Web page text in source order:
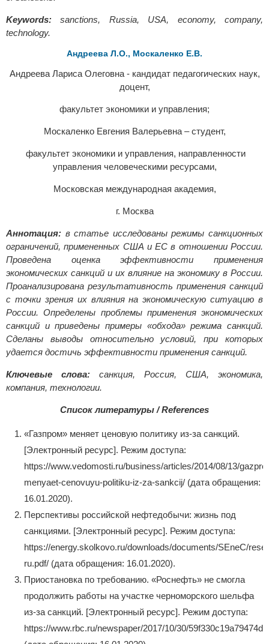
Keywords: sanctions, Russia, USA, economy, company,
technology.
Андреева Л.О., Москаленко Е.В.
Андреева Лариса Олеговна - кандидат педагогических наук,
доцент,
факультет экономики и управления;
Москаленко Евгения Валерьевна – студент,
факультет экономики и управления, направленности
управления человеческими ресурсами,
Московская международная академия,
г. Москва
Аннотация: в статье исследованы режимы санкционных
ограничений, примененных США и ЕС в отношении России.
Проведена оценка эффективности применения
экономических санкций и их влияние на экономику в России.
Проанализирована результативность применения санкций
с точки зрения их влияния на экономическую ситуацию в
России. Определены проблемы применения экономических
санкций и приведены примеры «обхода» режима санкций.
Сделаны выводы относительно условий, при которых
удается достичь эффективности применения санкций.
Ключевые слова: санкция, Россия, США, экономика,
компания, технологии.
Список литературы / References
«Газпром» меняет ценовую политику из-за санкций.
[Электронный ресурс]. Режим доступа:
https://www.vedomosti.ru/business/articles/2014/08/13/
menyaet-cenovuyu-politiku-iz-za-sankcij/ (дата обращения:
16.01.2020).
Перспективы российской нефтедобычи: жизнь под
санкциями. [Электронный ресурс]. Режим доступа:
https://energy.skolkovo.ru/downloads/documents/SEneC/
ru.pdf/ (дата обращения: 16.01.2020).
Приостановка по требованию. «Роснефть» не смогла
продолжить работы на участке черноморского шельфа
из-за санкций. [Электронный ресурс]. Режим доступа:
https://www.rbc.ru/newspaper/2017/10/30/